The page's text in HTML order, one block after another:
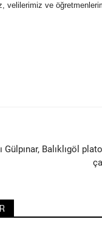
velilerimiz ve
Gülpınar, Balıklıgöl